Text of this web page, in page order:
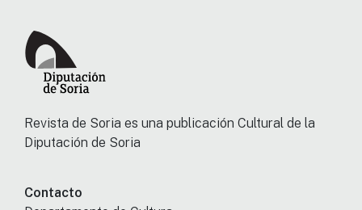
Revista de Soria es una publicación Cultural de la
Diputación de Soria
Contacto